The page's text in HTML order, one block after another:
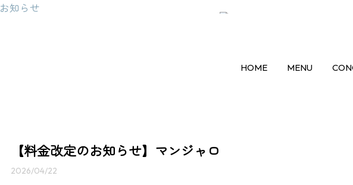
HOME MENU
お知らせ
【料金改定のお知らせ】マンジャロ
2026/04/22